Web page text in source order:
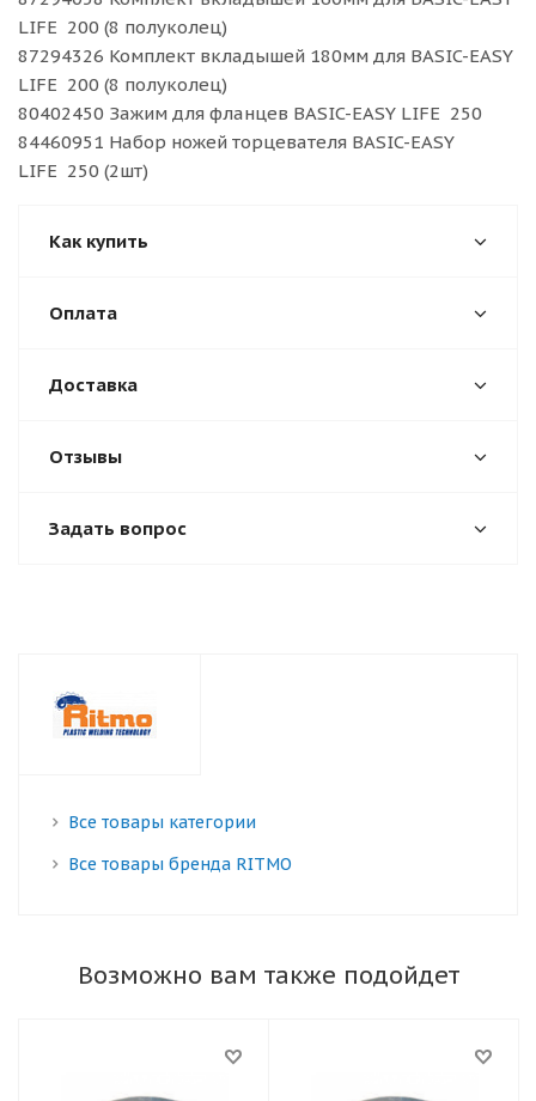
LIFE 200 (8 полуколец)
87294326 Комплект вкладышей 180мм для BASIC-EASY
LIFE 200 (8 полуколец)
80402450 Зажим для фланцев BASIC-EASY LIFE 250
84460951 Набор ножей торцевателя BASIC-EASY
LIFE 250 (2шт)
Как купить
Оплата
Доставка
Отзывы
Задать вопрос
Все товары категории
Все товары бренда RITMO
Возможно вам также подойдет